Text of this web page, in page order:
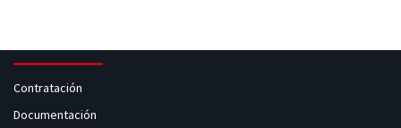
Contratación
Documentación